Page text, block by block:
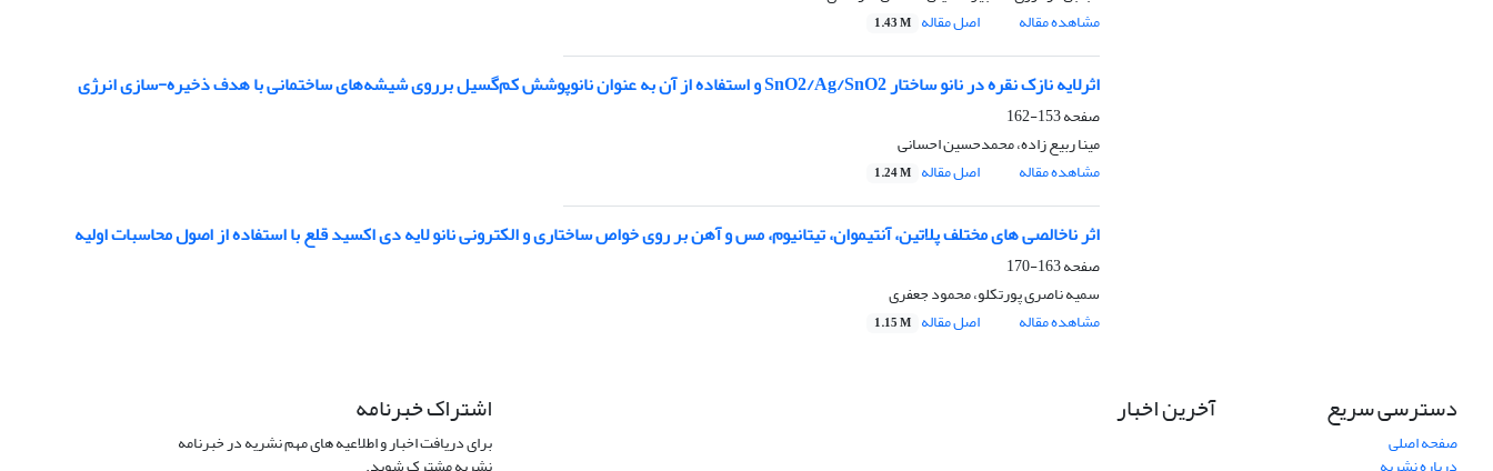
مشاهده مقاله
اصل مقاله 1.43 M
اثرلایه نازک نقره در نانو ساختار SnO2/Ag/SnO2 و استفاده از آن‌ به عنوان نانوپوشش‌‌ کم‌گسیل برروی شیشه‌های ساختمانی با هدف ذخیره-سازی انرژی
صفحه153-162
مینا ربیع زاده، محمدحسین احسانی
مشاهده مقاله
اصل مقاله 1.24 M
اثر ناخالصی های مختلف پلاتین، آنتیموان، تیتانیوم، مس و آهن بر روی خواص ساختاری و الکترونی نانو لایه دی اکسید قلع با استفاده از اصول محاسبات اولیه
صفحه163-170
سمیه ناصری پورتکلو، محمود جعفری
مشاهده مقاله
اصل مقاله 1.15 M
دسترسی سریع
صفحه اصلی
آخرین اخبار اشتراک خبرنامه
برای دریافت اخبار و اطلاعیه های مهم نشریه در خبرنامه